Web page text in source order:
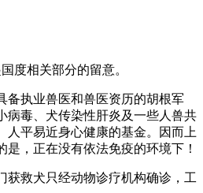
度相关部分的留意。
执业兽医和兽医资历的胡根军
病毒、犬传染性肝炎及一些人兽共
平易近身心健康的基金。因而上
，正在没有依法免疫的环境下！
救犬只经动物诊疗机构确诊，工